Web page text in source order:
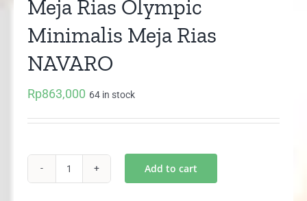
Meja Rias Olympic
Minimalis Meja Rias
NAVARO
Rp863,000 64 in stock
Add to cart